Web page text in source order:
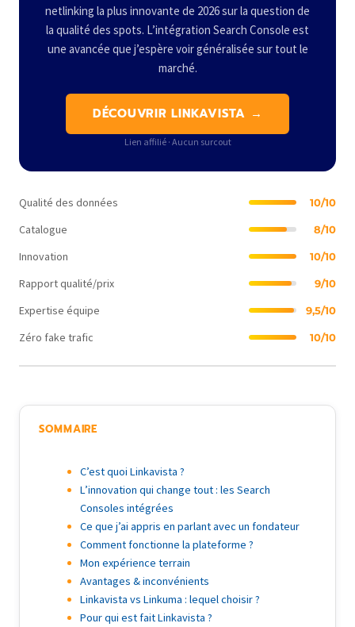
netlinking la plus innovante de 2026 sur la question de
la qualité des spots. L’intégration Search Console est
une avancée que j’espère voir généralisée sur tout le
marché.
DÉCOUVRIR LINKAVISTA →
Lien affilié · Aucun surcout
Qualité des données 10/10
Catalogue 8/10
Innovation 10/10
Rapport qualité/prix 9/10
Expertise équipe 9,5/10
Zéro fake trafic 10/10
SOMMAIRE
C’est quoi Linkavista ?
L’innovation qui change tout : les Search
Consoles intégrées
Ce que j’ai appris en parlant avec un fondateur
Comment fonctionne la plateforme ?
Mon expérience terrain
Avantages & inconvénients
Linkavista vs Linkuma : lequel choisir ?
Pour qui est fait Linkavista ?